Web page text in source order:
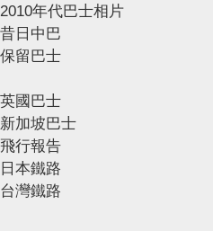
2010年代巴士相片
昔日中巴
保留巴士
英國巴士
新加坡巴士
飛行報告
日本鐵路
台灣鐵路